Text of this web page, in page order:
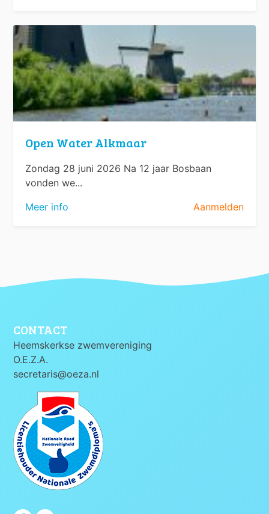
Open Water Alkmaar
Zondag 28 juni 2026 Na 12 jaar Bosbaan
vonden we...
Meer info
Aanmelden
CONTACT
Heemskerkse zwemvereniging
O.E.Z.A.
secretaris@oeza.nl